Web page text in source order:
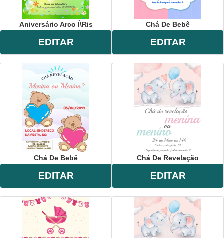
Aniversário Arco Í\ris
EDITAR
Chá De Bebê
EDITAR
Chá De Bebê
EDITAR
Chá De Revelação
EDITAR